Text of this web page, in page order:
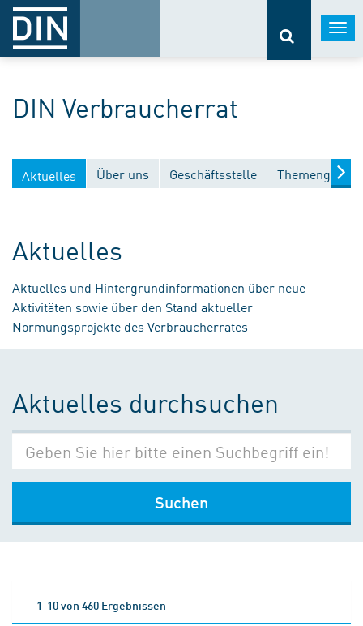
DIN Verbraucherrat
Aktuelles Über uns Geschäftsstelle
Aktuelles
Aktuelles und Hintergrundinformationen über neue
Aktivitäten sowie über den Stand aktueller
Normungsprojekte des Verbraucherrates
Aktuelles durchsuchen
Suchen
1-10 von 460 Ergebnissen